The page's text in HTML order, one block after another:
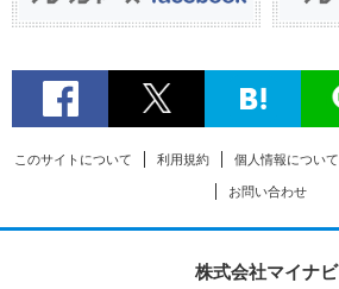
このサイトについて 利用規約 個人情報について
お問い合わせ
株式会社マイナビ